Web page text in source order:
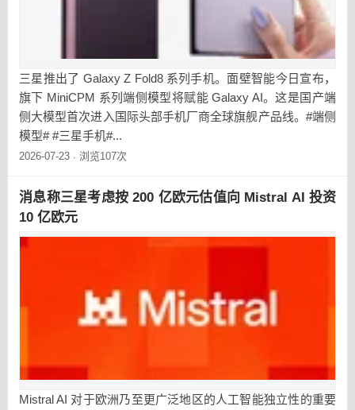
三星推出了 Galaxy Z Fold8 系列手机。面壁智能今日宣布，
旗下 MiniCPM 系列端侧模型将赋能 Galaxy AI。这是国产端
侧大模型首次进入国际头部手机厂商全球旗舰产品线。#端侧
模型# #三星手机#...
2026-07-23 · 浏览107次
消息称三星考虑按 200 亿欧元估值向 Mistral AI 投资
10 亿欧元
Mistral AI 对于欧洲乃至更广泛地区的人工智能独立性的重要